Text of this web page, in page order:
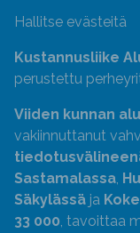
Hallitse evästeitä
Kustannusliike
perustettu
Viiden kunnan
vakiinnuttanut
Sastamalassa,
Säkylässä ja
33 000, tavoittaa